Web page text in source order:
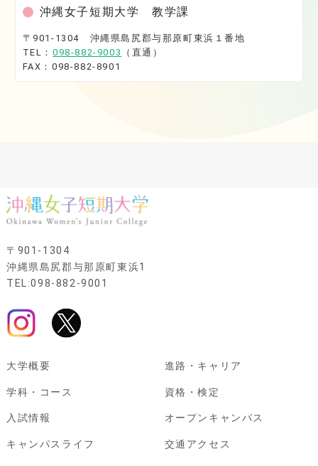
沖縄女子短期大学 教学課
〒901-1304 沖縄県島尻郡与那原町東浜１番地
TEL：098-882-9003
（直通）
FAX：098-882-8901
〒901-1304
沖縄県島尻郡与那原町東浜1
TEL:098-882-9001
大学概要
学科・コース
入試情報
キャンパスライフ
進路・キャリア
資格・検定
オープンキャンパス
交通アクセス